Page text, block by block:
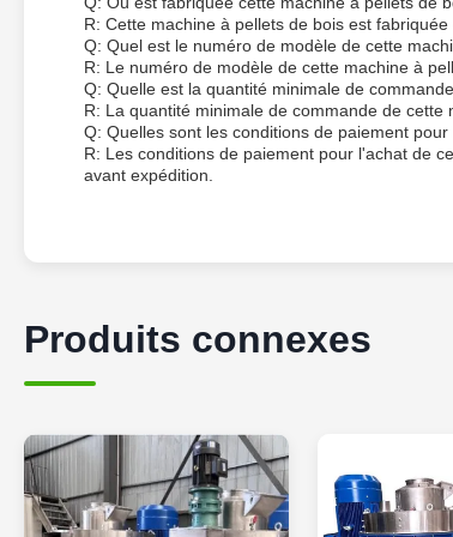
R: Cette machine à pellets de bois est
Q: Quel est le numéro de modèle de cette
R: Le numéro de modèle de cette machine à
Q: Quelle est la quantité minimale de
R: La quantité minimale de commande de cette
Q: Quelles sont les conditions de paiement
R: Les conditions de paiement pour l'achat de
avant expédition.
Produits connexes